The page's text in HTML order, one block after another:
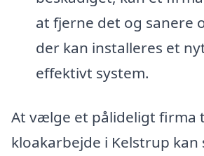
at fjerne det og sanere
der kan installeres et
effektivt system.
At vælge et pålideligt firma
kloakarbejde i Kelstrup